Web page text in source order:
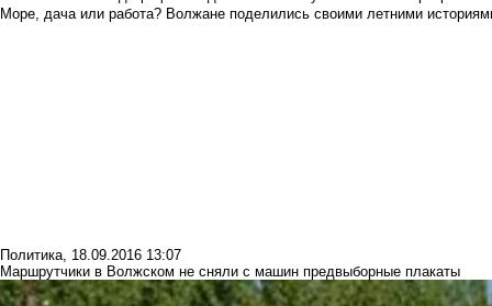
Море, дача или работа? Волжане поделились своими летними
Политика, 18.09.2016 13:07
Маршрутчики в Волжском не сняли с машин предвыборные плакаты